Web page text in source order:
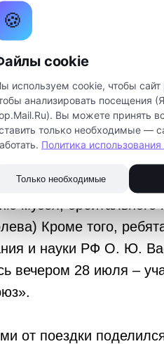
который
1997 году. Участники
школу имени
моделизма и
собственноручно
академика
экипажа и выслушали
а также
музея,
Кроме того,
и науки РФ О. Ю.
вечером 28 июля –
от поездки
🍪
cookie
используем cookie, чтобы сайт
анализировать посещения
Вы можете принять
только необходимые —
Политика
Только необходимые